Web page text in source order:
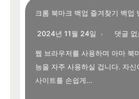
크롬 북마크 백업 즐겨찾기 백업
2024년 11월 24일 댓글 없
웹 브라우저를 사용하며 아마 북
능을 자주 사용하실 겁니다. 자신
사이트를 손쉽게...